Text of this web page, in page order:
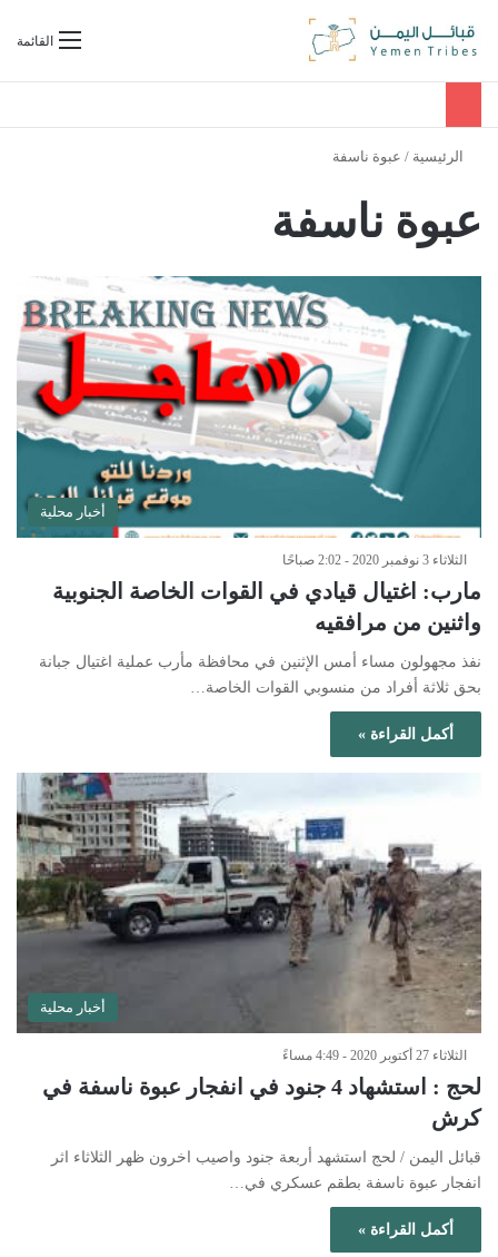
القائمةبحث عن
الرئيسية / عبوة ناسفة
عبوة ناسفة
أخبار محلية
الثلاثاء 3 نوفمبر 2020 - 2:02 صباحًا
مارب: اغتيال قيادي في القوات الخاصة الجنوبية
واثنين من مرافقيه
نفذ مجهولون مساء أمس الإثنين في محافظة مأرب عملية اغتيال جبانة
بحق ثلاثة أفراد من منسوبي القوات الخاصة…
أكمل القراءة »
أخبار محلية
الثلاثاء 27 أكتوبر 2020 - 4:49 مساءً
لحج : استشهاد 4 جنود في انفجار عبوة ناسفة في
كرش
قبائل اليمن / لحج استشهد أربعة جنود واصيب اخرون ظهر الثلاثاء اثر
انفجار عبوة ناسفة بطقم عسكري في…
أكمل القراءة »